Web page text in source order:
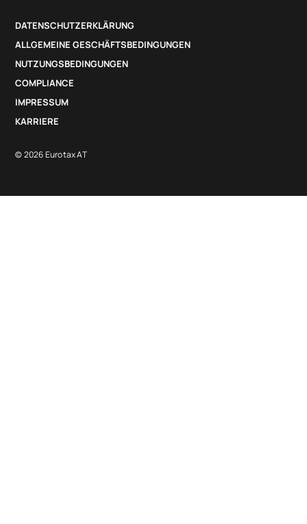
DATENSCHUTZERKLÄRUNG
ALLGEMEINE GESCHÄFTSBEDINGUNGEN
NUTZUNGSBEDINGUNGEN
COMPLIANCE
IMPRESSUM
KARRIERE
© 2026 Eurotax AT